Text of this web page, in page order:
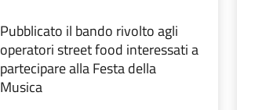
Pubblicato il bando rivolto agli
operatori street food interessati a
partecipare alla Festa della
Musica